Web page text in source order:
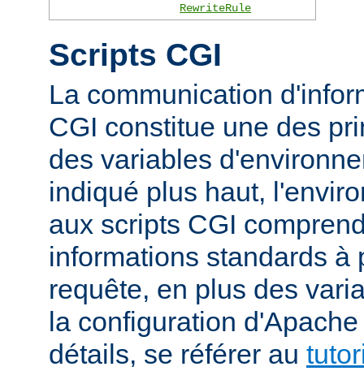
RewriteRule
Scripts CGI
La communication
CGI constitue une des
des variables
indiqué plus haut,
aux scripts CGI
informations standards à
requête, en plus des
la configuration
détails, se référer au